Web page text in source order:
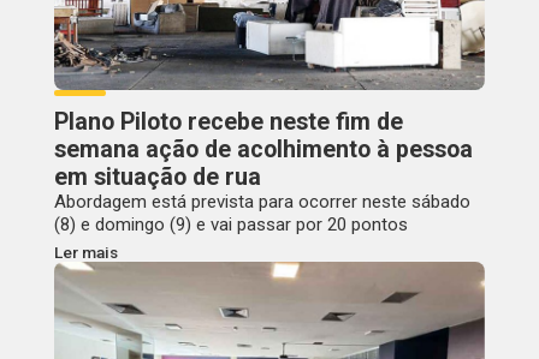
Plano Piloto recebe neste fim de
semana ação de acolhimento à pessoa
em situação de rua
Abordagem está prevista para ocorrer neste sábado
(8) e domingo (9) e vai passar por 20 pontos
Ler mais